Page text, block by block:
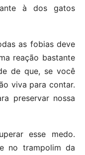
à dos gatos
as fobias deve
reação bastante
de que, se você
viva para contar.
preservar nossa
esse medo.
no trampolim da